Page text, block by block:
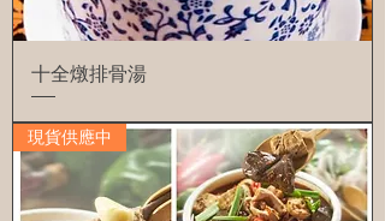
十全燉排骨湯
現貨供應中